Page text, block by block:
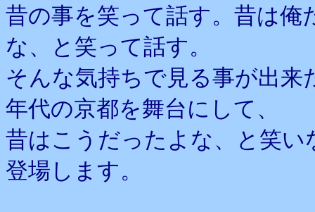
昔の事を笑って話す。昔は俺
な、と笑って話す。
そんな気持ちで見る事が出来
年代の京都を舞台にして、
昔はこうだったよな、と笑
登場します。